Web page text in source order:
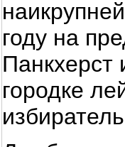
году на
Панкхерст
городке